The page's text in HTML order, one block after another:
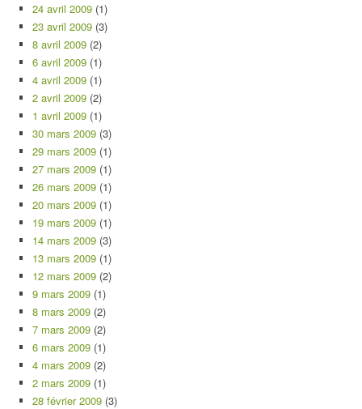
24 avril 2009 (1)
23 avril 2009 (3)
8 avril 2009 (2)
6 avril 2009 (1)
4 avril 2009 (1)
2 avril 2009 (2)
1 avril 2009 (1)
30 mars 2009 (3)
29 mars 2009 (1)
27 mars 2009 (1)
26 mars 2009 (1)
20 mars 2009 (1)
19 mars 2009 (1)
14 mars 2009 (3)
13 mars 2009 (1)
12 mars 2009 (2)
9 mars 2009 (1)
8 mars 2009 (2)
7 mars 2009 (2)
6 mars 2009 (1)
4 mars 2009 (2)
2 mars 2009 (1)
28 février 2009 (3)